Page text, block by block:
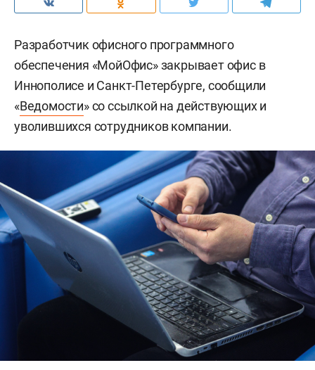
Разработчик офисного программного
обеспечения «МойОфис» закрывает офис в
Иннополисе и Санкт-Петербурге, сообщили
«Ведомости» со ссылкой на действующих и
уволившихся сотрудников компании.